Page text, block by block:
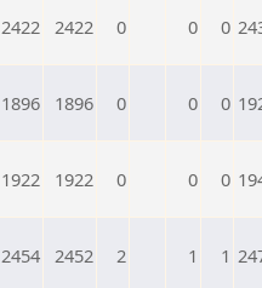
2422 2422 0 0 0
1896 1896 0 0 0
1922 1922 0 0 0
2454 2452 2 1 1